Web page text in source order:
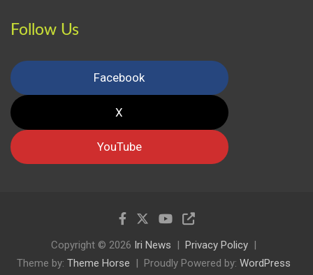
Follow Us
Facebook
X
YouTube
Copyright © 2026 Iri News
Privacy Policy
Theme by: Theme Horse Proudly Powered by: WordPress